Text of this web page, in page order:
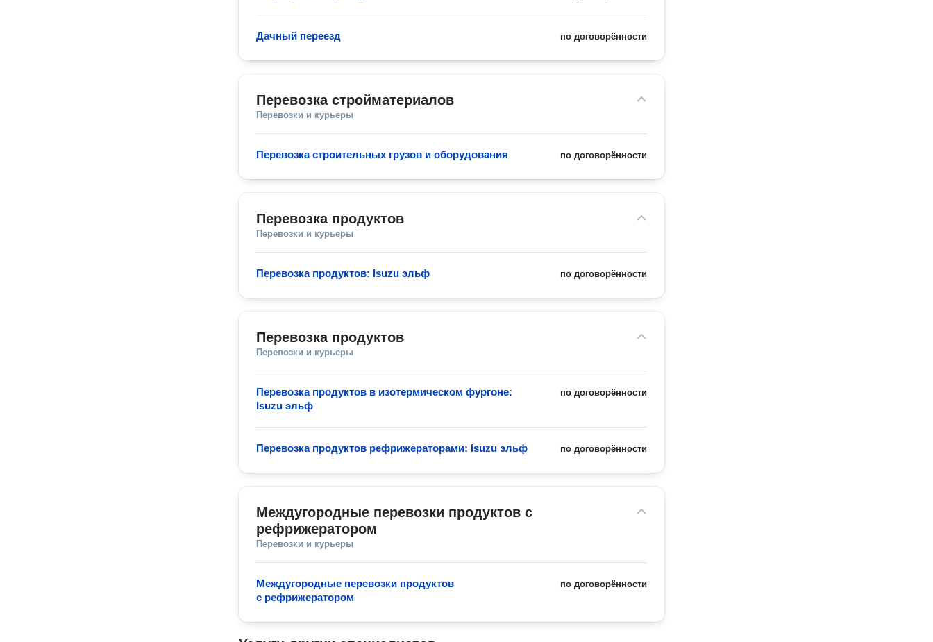
по договорённости
Дачный переезд
Перевозка стройматериалов
Перевозки и курьеры
по договорённости
Перевозка строительных грузов и оборудования
Перевозка продуктов
Перевозки и курьеры
по договорённости
Перевозка продуктов: Isuzu эльф
Перевозка продуктов
Перевозки и курьеры
по договорённости
Перевозка продуктов в изотермическом фургоне:
Isuzu эльф
по договорённости
Перевозка продуктов рефрижераторами: Isuzu эльф
Междугородные перевозки продуктов с
рефрижератором
Перевозки и курьеры
по договорённости
Междугородные перевозки продуктов
с рефрижератором